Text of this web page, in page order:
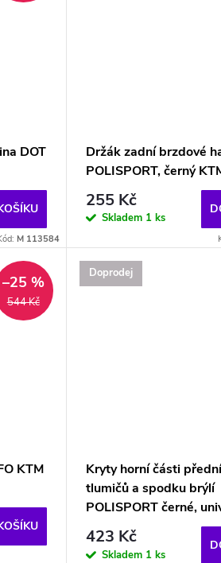
DOT
M 113584
Držák zadní brzdové
POLISPORT, černý
255 Kč
Skladem 1 ks
544 Kč
–25 %
KTM
Doprodej
Kryty horní části
tlumičů a spodku brýlí
POLISPORT černé,
423 Kč
Skladem 1 ks